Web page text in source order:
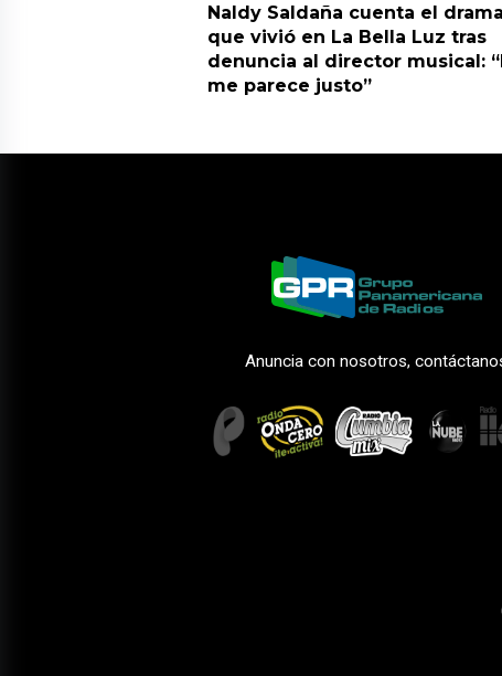
Naldy Saldaña cuenta el drama
que vivió en La Bella Luz tras
denuncia al director musical:
me parece justo”
Anuncia con nosotros,